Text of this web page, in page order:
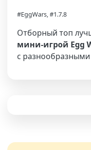
#EggWars, #1.7.8
Отборный топ
мини-игрой Egg
с